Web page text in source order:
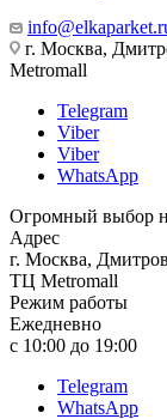
г. Москва,
Metromall
Telegram
Viber
Viber
WhatsApp
Огромный выбор
Адрес
г. Москва,
ТЦ Metromall
Режим работы
Ежедневно
с 10:00 до 19:00
Telegram
WhatsApp